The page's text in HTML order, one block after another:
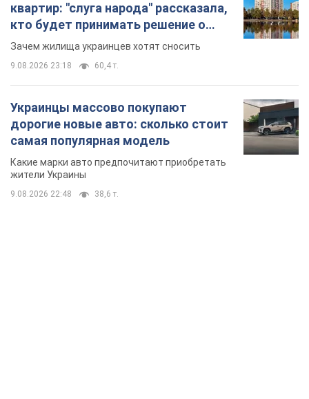
квартир: "слуга народа" рассказала,
кто будет принимать решение о
сносе домов
Зачем жилища украинцев хотят сносить
9.08.2026 23:18 60,4 т.
Украинцы массово покупают
дорогие новые авто: сколько стоит
самая популярная модель
Какие марки авто предпочитают приобретать
жители Украины
9.08.2026 22:48 38,6 т.